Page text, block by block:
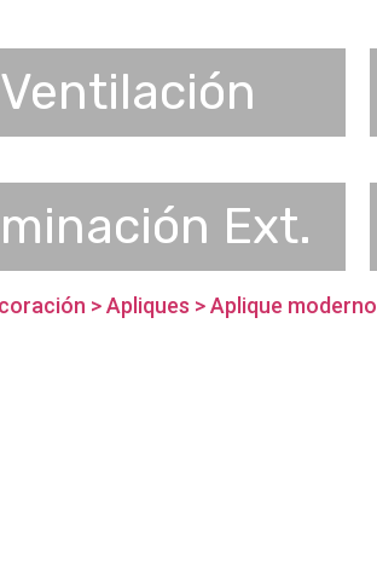
Ventilación
Ext.
> Apliques > Aplique moderno